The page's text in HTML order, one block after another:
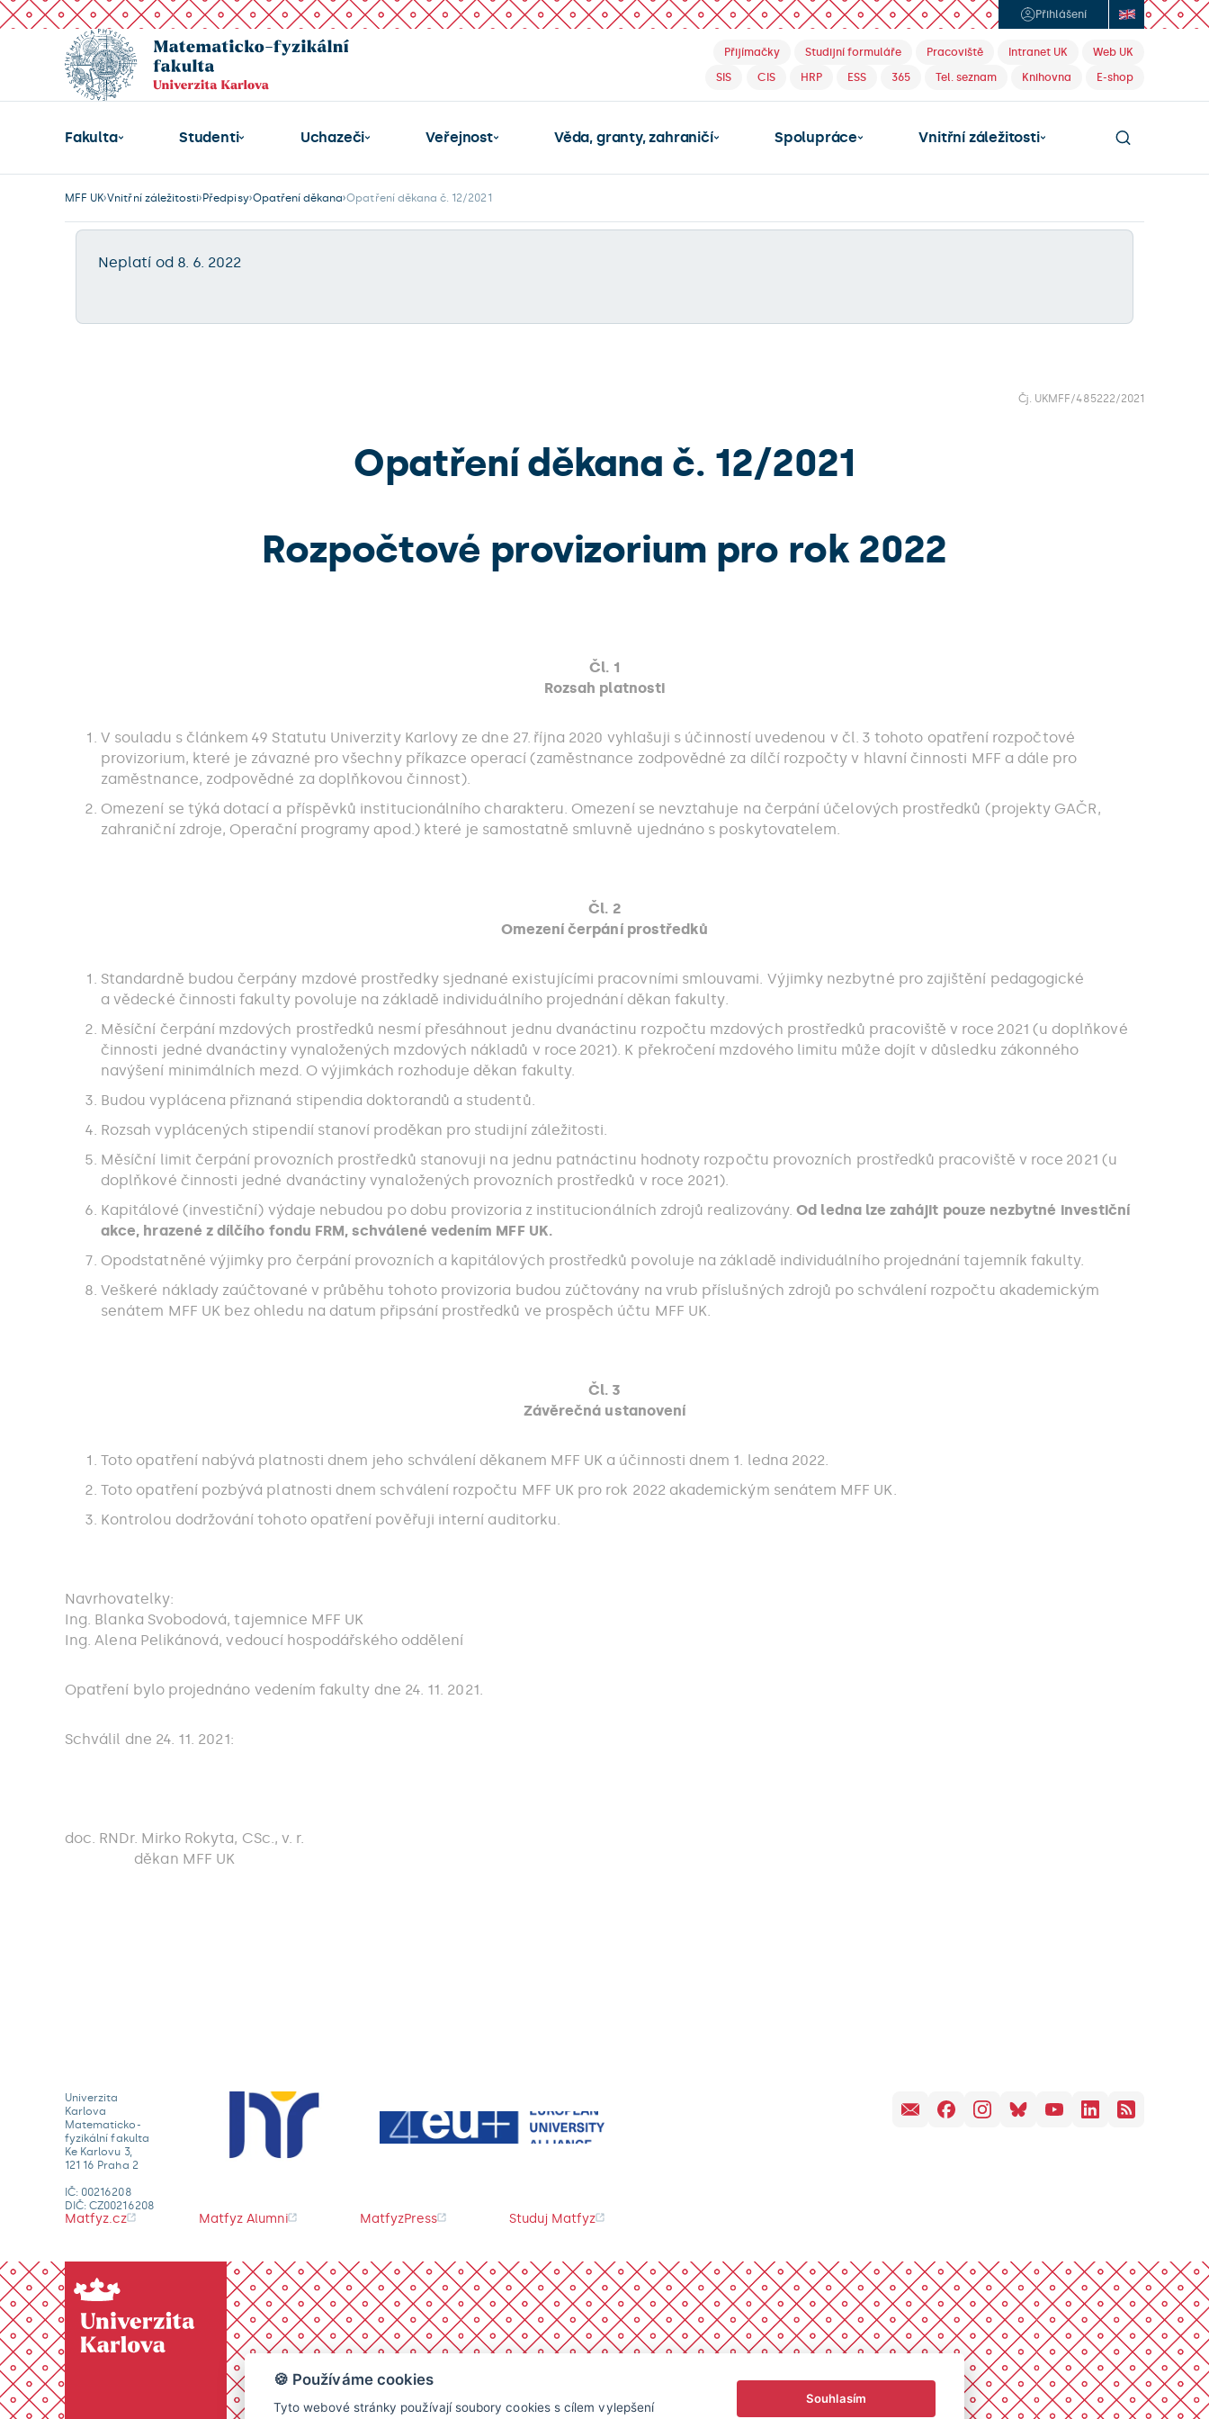
Přihlášení
Přijímačky Studijní formuláře Pracoviště Intranet UK
Web UK
SIS
CIS HRP ESS 365 Tel. seznam Knihovna E-shop
Fakulta Studenti Uchazeči Veřejnost Věda, granty, zahraničí Spolupráce Vnitřní záležitosti
MFF UK Vnitřní záležitosti Předpisy Opatření děkana Opatření děkana č. 12/2021
Neplatí od 8. 6. 2022
Čj. UKMFF/485222/2021
Opatření děkana č. 12/2021
Rozpočtové provizorium pro rok 2022
Čl. 1
Rozsah platnosti
V souladu s článkem 49 Statutu Univerzity Karlovy ze dne 27. října 2020 vyhlašuji s účinností uvedenou v čl. 3 tohoto opatření rozpočtové
provizorium, které je závazné pro všechny příkazce operací (zaměstnance zodpovědné za dílčí rozpočty v hlavní činnosti MFF a dále pro
zaměstnance, zodpovědné za doplňkovou činnost).
Omezení se týká dotací a příspěvků institucionálního charakteru. Omezení se nevztahuje na čerpání účelových prostředků (projekty GAČR,
zahraniční zdroje, Operační programy apod.) které je samostatně smluvně ujednáno s poskytovatelem.
Čl. 2
Omezení čerpání prostředků
Standardně budou čerpány mzdové prostředky sjednané existujícími pracovními smlouvami. Výjimky nezbytné pro zajištění pedagogické
a vědecké činnosti fakulty povoluje na základě individuálního projednání děkan fakulty.
Měsíční čerpání mzdových prostředků nesmí přesáhnout jednu dvanáctinu rozpočtu mzdových prostředků pracoviště v roce 2021 (u doplňkové
činnosti jedné dvanáctiny vynaložených mzdových nákladů v roce 2021). K překročení mzdového limitu může dojít v důsledku zákonného
navýšení minimálních mezd. O výjimkách rozhoduje děkan fakulty.
Budou vyplácena přiznaná stipendia doktorandů a studentů.
Rozsah vyplácených stipendií stanoví proděkan pro studijní záležitosti.
Měsíční limit čerpání provozních prostředků stanovuji na jednu patnáctinu hodnoty rozpočtu provozních prostředků pracoviště v roce 2021 (u
doplňkové činnosti jedné dvanáctiny vynaložených provozních prostředků v roce 2021).
Kapitálové (investiční) výdaje nebudou po dobu provizoria z institucionálních zdrojů realizovány.Od ledna lze zahájit pouze nezbytné investiční
akce, hrazené z dílčího fondu FRM, schválené vedením MFF UK.
Opodstatněné výjimky pro čerpání provozních a kapitálových prostředků povoluje na základě individuálního projednání tajemník fakulty.
Veškeré náklady zaúčtované v průběhu tohoto provizoria budou zúčtovány na vrub příslušných zdrojů po schválení rozpočtu akademickým
senátem MFF UK bez ohledu na datum připsání prostředků ve prospěch účtu MFF UK.
Čl. 3
Závěrečná ustanovení
Toto opatření nabývá platnosti dnem jeho schválení děkanem MFF UK a účinnosti dnem 1. ledna 2022.
Toto opatření pozbývá platnosti dnem schválení rozpočtu MFF UK pro rok 2022 akademickým senátem MFF UK.
Kontrolou dodržování tohoto opatření pověřuji interní auditorku.
Navrhovatelky:
Ing. Blanka Svobodová, tajemnice MFF UK
Ing. Alena Pelikánová, vedoucí hospodářského oddělení
Opatření bylo projednáno vedením fakulty dne 24. 11. 2021.
Schválil dne 24. 11. 2021:
doc. RNDr. Mirko Rokyta, CSc., v. r.
děkan MFF UK
Univerzita
Karlova
Matematicko-
fyzikální fakulta
Ke Karlovu 3,
121 16 Praha 2
IČ: 00216208
DIČ: CZ00216208
Matfyz.cz Matfyz Alumni MatfyzPress Studuj Matfyz
🍪 Používáme cookies
Tyto webové stránky používají soubory cookies s cílem vylepšení
Souhlasím